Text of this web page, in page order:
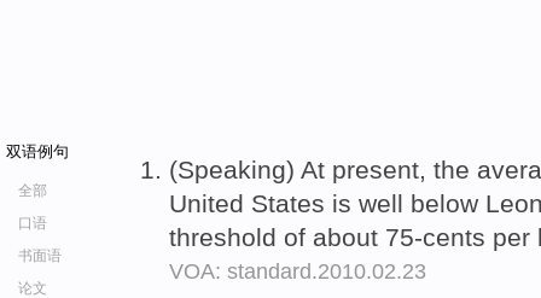
双语例句
全部
口语
书面语
论文
(Speaking) At present, the
United States is well below
threshold of about 75-cents
VOA: standard.2010.02.23